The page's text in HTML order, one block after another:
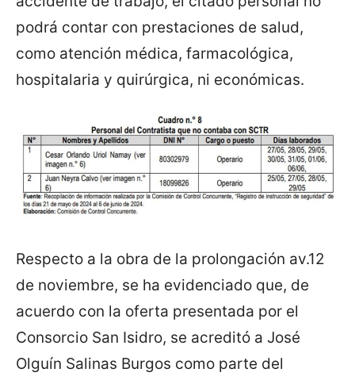
podrá contar con prestaciones de salud,
como atención médica, farmacológica,
hospitalaria y quirúrgica, ni económicas.
Respecto a la obra de la prolongación av.12
de noviembre, se ha evidenciado que, de
acuerdo con la oferta presentada por el
Consorcio San Isidro, se acreditó a José
Olguín Salinas Burgos como parte del